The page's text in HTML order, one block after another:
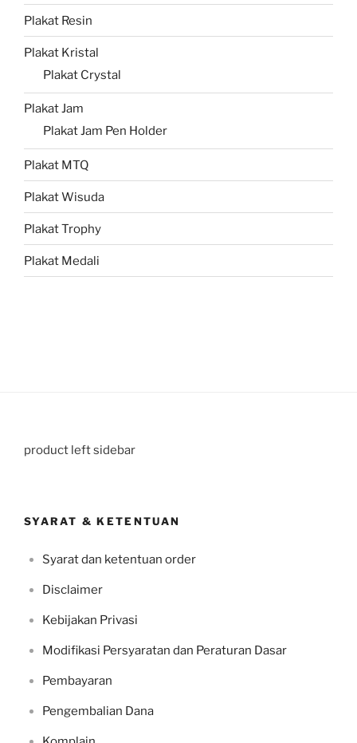
Plakat Resin
Plakat Kristal
Plakat Crystal
Plakat Jam
Plakat Jam Pen Holder
Plakat MTQ
Plakat Wisuda
Plakat Trophy
Plakat Medali
product left sidebar
SYARAT & KETENTUAN
Syarat dan ketentuan order
Disclaimer
Kebijakan Privasi
Modifikasi Persyaratan dan Peraturan Dasar
Pembayaran
Pengembalian Dana